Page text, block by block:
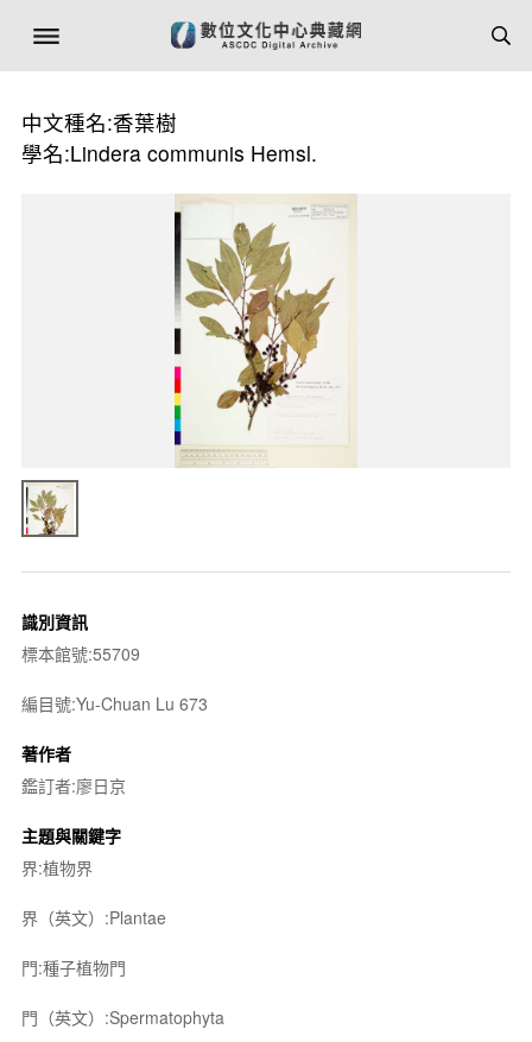
中文種名:香葉樹
學名:Lindera communis Hemsl.
識別資訊
標本館號:55709
編目號:Yu-Chuan Lu 673
著作者
鑑訂者:廖日京
主題與關鍵字
界:植物界
界（英文）:Plantae
門:種子植物門
門（英文）:Spermatophyta